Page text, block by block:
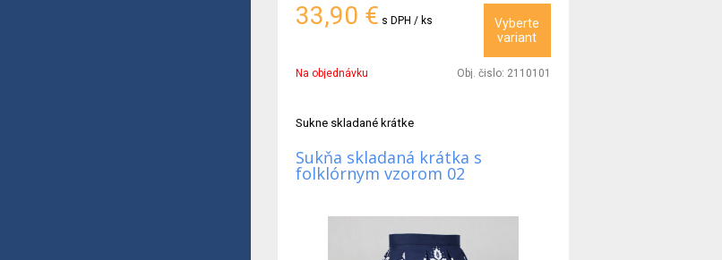
33,90 € s DPH / ks
Vyberte
variant
Na objednávku Obj. čislo: 2110101
Sukne skladané krátke
Sukňa skladaná krátka s
folklórnym vzorom 02